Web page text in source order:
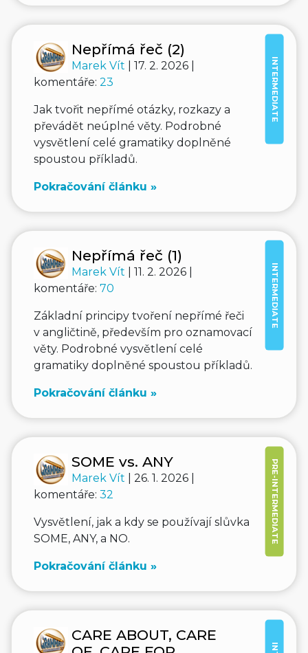
INTERMEDIATE
Nepřímá řeč (2)
Marek Vít
| 17. 2. 2026 |
komentáře: 23
Jak tvořit nepřímé otázky, rozkazy a
převádět neúplné věty. Podrobné
vysvětlení celé gramatiky doplněné
spoustou příkladů.
Pokračování článku »
INTERMEDIATE
Nepřímá řeč (1)
Marek Vít
| 11. 2. 2026 |
komentáře: 70
Základní principy tvoření nepřímé řeči
v angličtině, především pro oznamovací
věty. Podrobné vysvětlení celé
gramatiky doplněné spoustou příkladů.
Pokračování článku »
PRE-INTERMEDIATE
SOME vs. ANY
Marek Vít
| 26. 1. 2026 |
komentáře: 32
Vysvětlení, jak a kdy se používají slůvka
SOME, ANY, a NO.
Pokračování článku »
CARE ABOUT, CARE